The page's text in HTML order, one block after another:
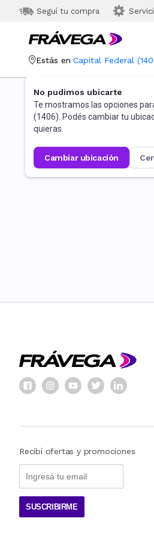
Seguí tu compra
Estás en Capital Federal (
No pudimos ubicarte
Te mostramos las opciones
(1406). Podés cambiar tu
quieras.
cambiar ubicación
Recibí ofertas y promociones
SUSCRIBIRME